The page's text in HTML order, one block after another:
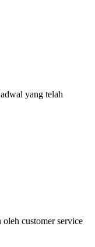
yang telah
customer service